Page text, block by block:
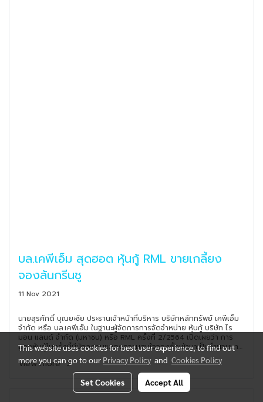
บล.เคพีเอ็ม สุดฮอต หุ้นกู้ RML ขายเกลี้ยง
จองล้นกรีนชู
11 Nov 2021
นายสุรศักดิ์ บุณยะชัย ประธานเจ้าหน้าที่บริหาร บริษัทหลักทรัพย์ เคพีเอ็ม
จำกัด หรือ บล.เคพีเอ็ม ในฐานะผู้จัดการการจัดจำหน่าย หุ้นกู้ บริษัท ไร
มอน แลนด์ จำกัด (มหาชน) หรือ RML ครั้งที่ 2/2564 เปิดเผยว่า การ
ออกหุ้นกู้ในครั้งนี้มีนักลงทุนแสดงความสนใจจองซื้อเข้ามาเป็นจำนวนมาก
จนทำให้ยอดจองซื้อเข้ามาเกินกว่ายอดหุ้นกู้สำรองเพื่อเสนอขายเพิ่มเติม
(Greenshoe) ที่บริษัทวางแผนไว้ สะท้อนถึงความเชื่อมั่นของนักลงทุนต่อ
การเป็นผู้นำในวงการอสังหาริมทรัพย์ระดับสูงของบริษัท ไรมอน แลนด์
View more
This website uses cookies for best user experience, to find out
more you can go to our Privacy Policy and Cookies Policy
Set Cookies Accept All